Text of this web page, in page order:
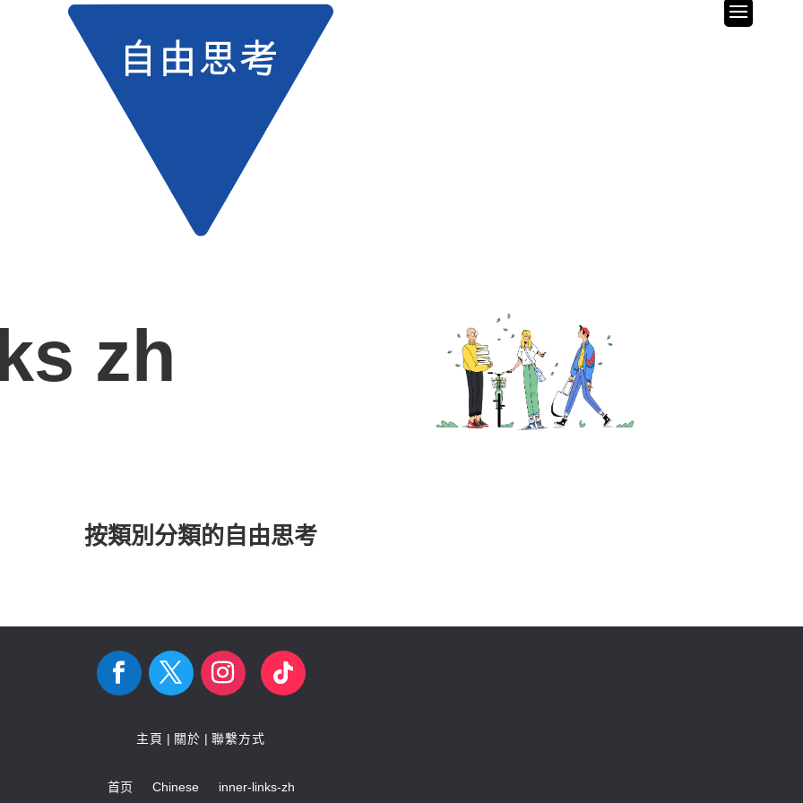
zh
按類別分類的自由思考
主頁 | 關於 | 聯繫方式
首页 Chinese inner-links-zh